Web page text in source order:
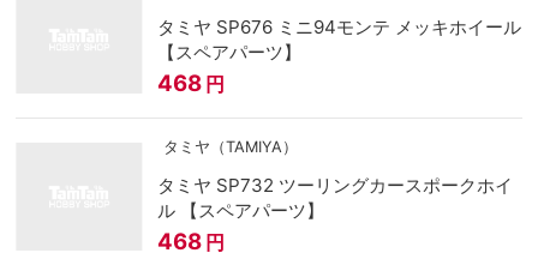
タミヤ SP676 ミニ94モンテ メッキホイール
【スペアパーツ】
468 円
タミヤ（TAMIYA）
タミヤ SP732 ツーリングカースポークホイ
ル 【スペアパーツ】
468 円